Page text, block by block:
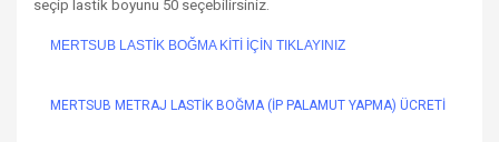
seçip lastik boyunu 50 seçebilirsiniz.
MERTSUB LASTİK BOĞMA KİTİ İÇİN TIKLAYINIZ
MERTSUB METRAJ LASTİK BOĞMA (İP PALAMUT YAPMA) ÜCRETİ